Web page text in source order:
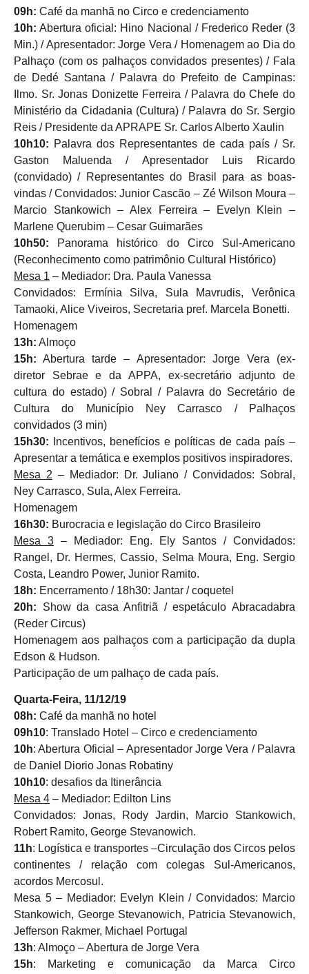
09h: Café da manhã no Circo e credenciamento
10h: Abertura oficial: Hino Nacional / Frederico Reder (3
Min.) / Apresentador: Jorge Vera / Homenagem ao Dia do
Palhaço (com os palhaços convidados presentes) / Fala
de Dedé Santana / Palavra do Prefeito de Campinas:
Ilmo. Sr. Jonas Donizette Ferreira / Palavra do Chefe do
Ministério da Cidadania (Cultura) / Palavra do Sr. Sergio
Reis / Presidente da APRAPE Sr. Carlos Alberto Xaulin
10h10: Palavra dos Representantes de cada país / Sr.
Gaston Maluenda / Apresentador Luis Ricardo
(convidado) / Representantes do Brasil para as boas-
vindas / Convidados: Junior Cascão – Zé Wilson Moura –
Marcio Stankowich – Alex Ferreira – Evelyn Klein –
Marlene Querubim – Cesar Guimarães
10h50: Panorama histórico do Circo Sul-Americano
(Reconhecimento como patrimônio Cultural Histórico)
Mesa 1 – Mediador: Dra. Paula Vanessa
Convidados: Ermínia Silva, Sula Mavrudis, Verônica
Tamaoki, Alice Viveiros, Secretaria pref. Marcela Bonetti.
Homenagem
13h: Almoço
15h: Abertura tarde – Apresentador: Jorge Vera (ex-
diretor Sebrae e da APPA, ex-secretário adjunto de
cultura do estado) / Sobral / Palavra do Secretário de
Cultura do Município Ney Carrasco / Palhaços
convidados (3 min)
15h30: Incentivos, benefícios e políticas de cada país –
Apresentar a temática e exemplos positivos inspiradores.
Mesa 2 – Mediador: Dr. Juliano / Convidados: Sobral,
Ney Carrasco, Sula, Alex Ferreira.
Homenagem
16h30: Burocracia e legislação do Circo Brasileiro
Mesa 3 – Mediador: Eng. Ely Santos / Convidados:
Rangel, Dr. Hermes, Cassio, Selma Moura, Eng. Sergio
Costa, Leandro Power, Junior Ramito.
18h: Encerramento / 18h30: Jantar / coquetel
20h: Show da casa Anfitriã / espetáculo Abracadabra
(Reder Circus)
Homenagem aos palhaços com a participação da dupla
Edson & Hudson.
Participação de um palhaço de cada país.
Quarta-Feira, 11/12/19
08h: Café da manhã no hotel
09h10: Translado Hotel – Circo e credenciamento
10h: Abertura Oficial – Apresentador Jorge Vera / Palavra
de Daniel Diorio Jonas Robatiny
10h10: desafios da Itinerância
Mesa 4 – Mediador: Edilton Lins
Convidados: Jonas, Rody Jardin, Marcio Stankowich,
Robert Ramito, George Stevanowich.
11h: Logística e transportes –Circulação dos Circos pelos
continentes / relação com colegas Sul-Americanos,
acordos Mercosul.
Mesa 5 – Mediador: Evelyn Klein / Convidados: Marcio
Stankowich, George Stevanowich, Patricia Stevanowich,
Jefferson Rakmer, Michael Portugal
13h: Almoço – Abertura de Jorge Vera
15h: Marketing e comunicação da Marca Circo